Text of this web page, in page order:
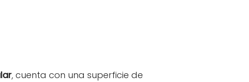
, cuenta con una superficie de